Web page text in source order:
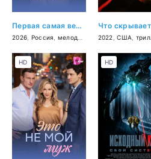
Первая самая верная
2026 Россия мелодрама 2022 ,США
HD HD